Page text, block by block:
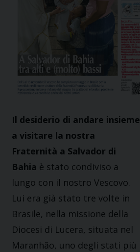
Il desiderio di andare insieme
a visitare la nostra
Fraternità a Salvador di
Bahia è stato condiviso a
lungo con il nostro Vescovo.
Lui era già stato tre volte in
Brasile, nella missione della
Diocesi di Lucera, situata nel
Maranhão, uno degli stati più